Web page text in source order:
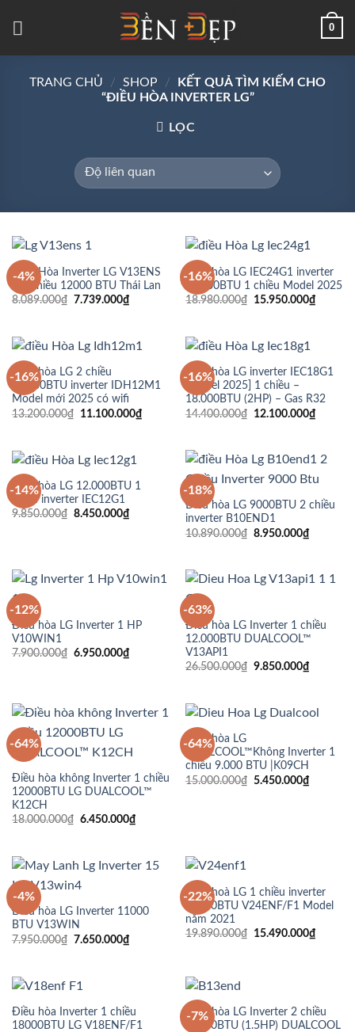
0
TRANG CHỦ / SHOP /
KẾT QUẢ TÌM KIẾM CHO
“ĐIỀU HÒA INVERTER LG”
LỌC
-4%
Điều Hòa Inverter LG V13ENS
– 1 chiều 12000 BTU Thái Lan
8.089.000₫ Giá
7.739.000₫Giá
7.739.000₫.
-16%
Điều hòa LG IEC24G1 inverter
24.000BTU 1 chiều Model 2025
18.980.000₫
Giá
15.950.000₫Giá
-16%
Điều hòa LG 2 chiều
12.000BTU inverter IDH12M1
Model mới 2025 có wifi
13.200.000₫
Giá
11.100.000₫Giá
hiện
11.100.000₫.
-16%
Điều hòa LG inverter IEC18G1
[Model 2025] 1 chiều –
18.000BTU (2HP) – Gas R32
14.400.000₫
Giá
12.100.000₫Giá
hiện
-14%
Điều hòa LG 12.000BTU 1
chiều inverter IEC12G1
9.850.000₫ Giá
8.450.000₫Giá
-18%
Điều hòa LG 9000BTU 2 chiều
inverter B10END1
10.890.000₫ Giá
8.950.000₫Giá
hiện
-12%
Điều hòa LG Inverter 1 HP
V10WIN1
7.900.000₫ Giá
6.950.000₫Giá
-63%
Điều hòa LG Inverter 1 chiều
12.000BTU DUALCOOL™
V13API1
26.500.000₫ Giá
9.850.000₫Giá
-64%
Điều hòa không Inverter 1 chiều
12000BTU LG DUALCOOL™
K12CH
18.000.000₫ Giá
6.450.000₫Giá
6.450.000₫.
-64%
Điều hòa LG
DUALCOOL™Không Inverter 1
chiều 9.000 BTU |K09CH
15.000.000₫
Giá
5.450.000₫Giá
hiện
-4%
Điều hòa LG Inverter 11000
BTU V13WIN
7.950.000₫ Giá
7.650.000₫Giá
hiện
7.650.000₫.
-22%
Điều hoà LG 1 chiều inverter
24000BTU V24ENF/F1 Model
năm 2021
19.890.000₫
Giá
15.490.000₫Giá
Điều hòa Inverter 1 chiều
18000BTU LG V18ENF/F1
-7%
Điều hòa LG Inverter 2 chiều
12000BTU (1.5HP) DUALCOOL